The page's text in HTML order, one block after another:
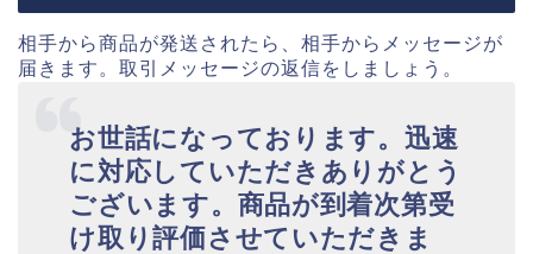
相手から商品が発送されたら、相手からメッセージが
届きます。取引メッセージの返信をしましょう。
お世話になっております。迅速
に対応していただきありがとう
ございます。商品が到着次第受
け取り評価させていただきま